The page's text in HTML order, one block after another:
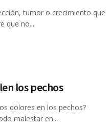
tumor o crecimiento que
que no...
los pechos
dolores en los pechos?
malestar en...